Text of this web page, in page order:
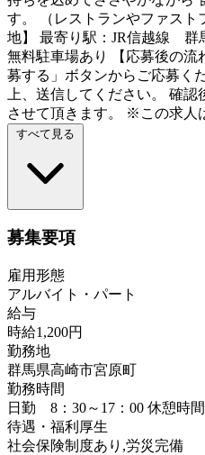
す。 （レストランやファスト
地】 最寄り駅：JR信越線 群
無料駐車場あり 【応募後の流
募する」ボタンからご応募く
上、送信してください。 確
させて頂きます。 ※この求人
すべて見る
募集要項
雇用形態
アルバイト・パート
給与
時給1,200円
勤務地
群馬県高崎市宮原町
勤務時間
日勤 8：30～17：00 休憩時
待遇・福利厚生
社会保険制度あり,労災完備